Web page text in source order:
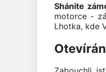
Shánite
motorce -
Lhotka, kde